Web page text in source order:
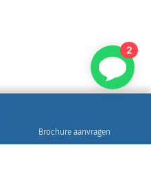
Brochure aanvragen
2